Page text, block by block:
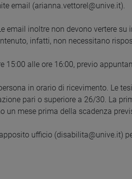
email (arianna.vettorel@unive.it).
email inoltre non devono vertere
infatti, non necessitano
alle ore 16:00, previo
in orario di ricevimento. Le
pari o superiore a 26/30. La
mese prima della scadenza
ufficio (disabilita@unive.it)